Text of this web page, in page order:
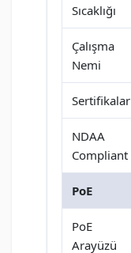
Sıcaklığı
Çalışma
Nemi
Sertifikalar
NDAA
Compliant
PoE
PoE
Arayüzü